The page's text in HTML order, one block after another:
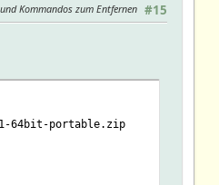
#15
Kommandos zum Entfernen
64bit-portable.zip